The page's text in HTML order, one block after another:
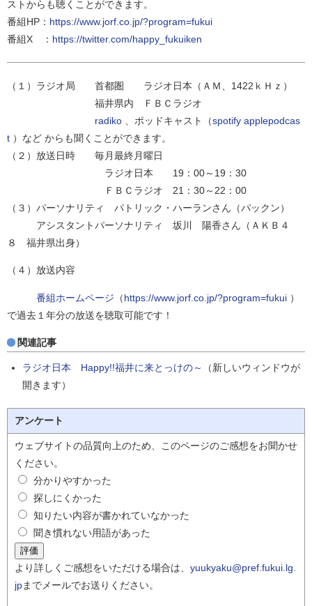
ストからも聴くことができます。
番組HP： https://www.jorf.co.jp/?program=fukui
番組X ： https://twitter.com/happy_fukuiken
（１）ラジオ局 首都圏 ラジオ日本（ＡＭ、1422ｋＨｚ）
福井県内 ＦＢＣラジオ
radiko 、ポッドキャスト（spotify applepodcas
t ）など からも聞くことができます。
（２）放送日時 毎月最終月曜日
ラジオ日本 19：00～19：30
ＦＢＣラジオ 21：30～22：00
（３）パーソナリティ パトリック・ハーランさん（パックン）
アシスタントパーソナリティ 坂川 陽香さん（ＡＫＢ４
８ 福井県出身）
（４）放送内容
番組ホームページ （https://www.jorf.co.jp/?program=fukui ）
で過去１年分の放送を聴取可能です！
関連記事
ラジオ日本 Happy!!福井に来とっけの～
（新しいウィンドウが
開きます）
アンケート
ウェブサイトの品質向上のため、このページのご感想をお聞かせ
ください。
分かりやすかった
探しにくかった
知りたい内容が書かれていなかった
聞き慣れない用語があった
より詳しくご感想をいただける場合は、 yuukyaku@pref.fukui.lg.
jpまでメールでお送りください。